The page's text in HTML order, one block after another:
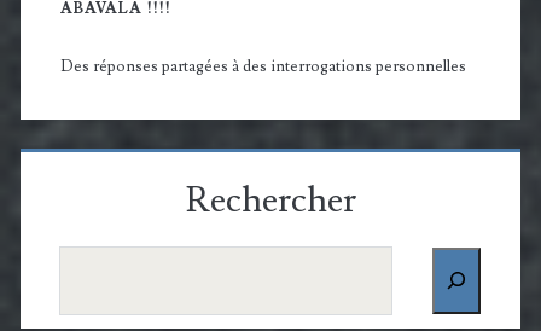
ABAVALA !!!!
Des réponses partagées à des interrogations personnelles
Rechercher